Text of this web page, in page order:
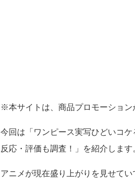
※本サイトは、商品プロモーション
今回は「ワンピース実写ひどいコ
反応・評価も調査！」を紹介します
アニメが現在盛り上がりを見せて